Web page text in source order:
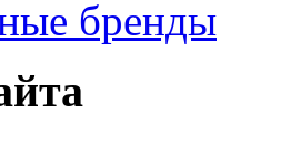
бренды